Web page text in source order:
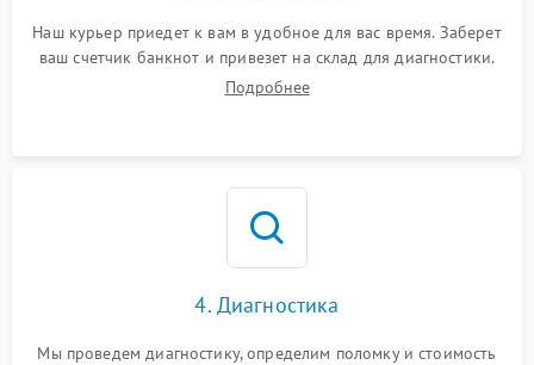
Наш курьер приедет к вам в удобное для вас время. Заберет
ваш счетчик банкнот и привезет на склад для диагностики.
Подробнее
4. Диагностика
Мы проведем диагностику, определим поломку и стоимость